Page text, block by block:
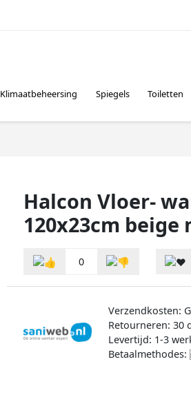
Klimaatbeheersing Spiegels Toiletten
Halcon Vloer-
120x23cm beige
0
Verzendkosten:
Retourneren: 30
Levertijd: 1-3
Betaalmethodes: